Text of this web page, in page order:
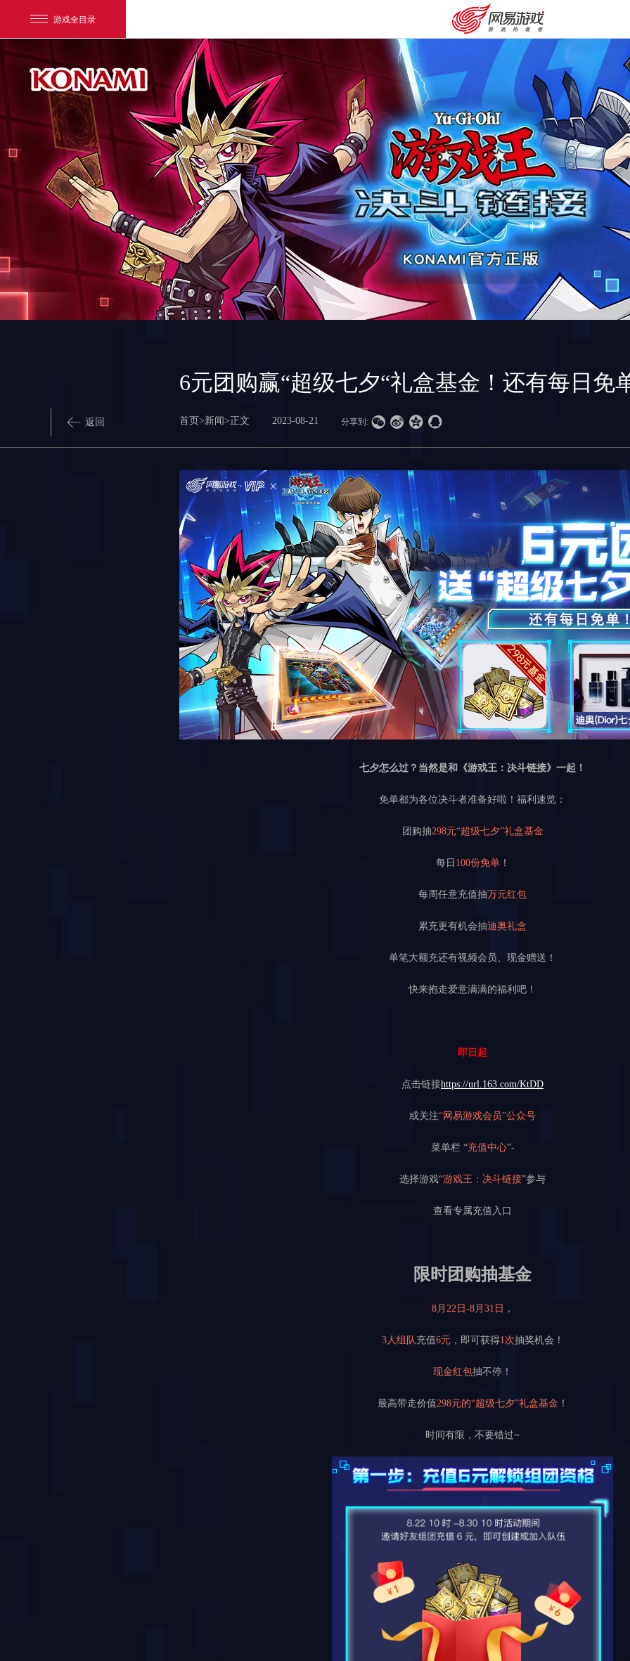
游戏全目录
网易游戏
游戏爱好者
我的足迹： 游戏王：决斗链接
安卓充值 客服中心
6元团购赢“超级七夕“礼盒基金！还有每日免
首页>新闻>正文 2023-08-21 分享到:    
返回
七夕怎么过？当然是和《游戏王：决斗链接》一起！
免单都为各位决斗者准备好啦！福利速览：
团购抽298元“超级七夕”礼盒基金
每日 100份免单！
每周任意充值抽万元红包
累充更有机会抽迪奥礼盒
单笔大额充还有视频会员、现金赠送！
快来抱走爱意满满的福利吧！
即日起
点击链接https://url.163.com/KtDD
或关注“网易游戏会员”公众号
菜单栏 “充值中心”-
选择游戏“游戏王：决斗链接”参与
查看专属充值入口
限时团购抽基金
8月22日-8月31日 ，
3人组队充值6元，即可获得1次抽奖机会！
现金红包抽不停！
最高带走价值298元的“超级七夕”礼盒基金 ！
时间有限，不要错过~